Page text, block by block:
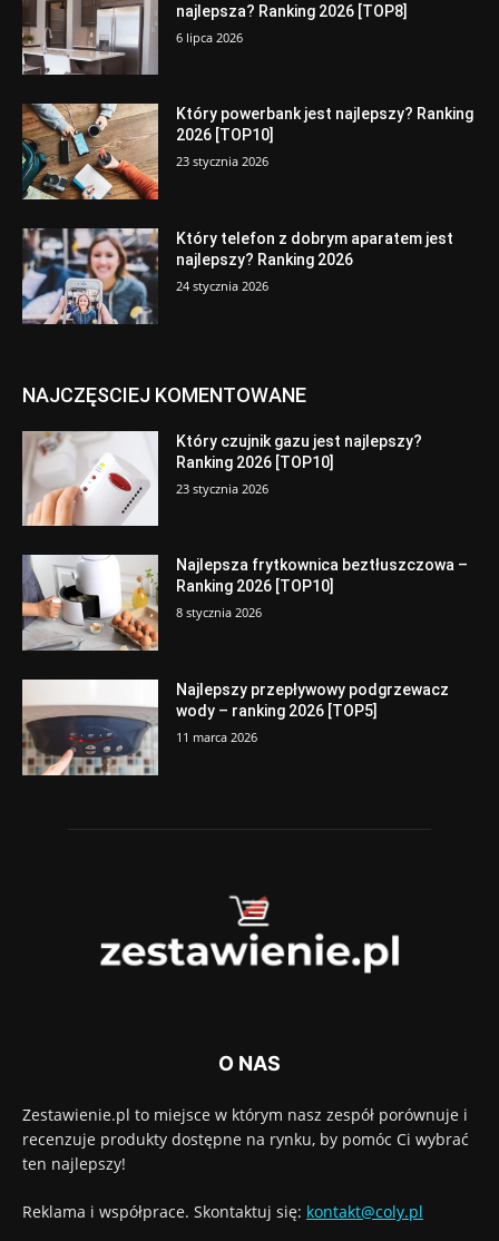
najlepsza? Ranking 2026 [TOP8]
6 lipca 2026
Który powerbank jest najlepszy? Ranking
2026 [TOP10]
23 stycznia 2026
Który telefon z dobrym aparatem jest
najlepszy? Ranking 2026
24 stycznia 2026
NAJCZĘSCIEJ KOMENTOWANE
Który czujnik gazu jest najlepszy?
Ranking 2026 [TOP10]
23 stycznia 2026
Najlepsza frytkownica beztłuszczowa –
Ranking 2026 [TOP10]
8 stycznia 2026
Najlepszy przepływowy podgrzewacz
wody – ranking 2026 [TOP5]
11 marca 2026
O NAS
Zestawienie.pl to miejsce w którym nasz zespół porównuje i
recenzuje produkty dostępne na rynku, by pomóc Ci wybrać
ten najlepszy!
Reklama i współprace. Skontaktuj się: kontakt@coly.pl